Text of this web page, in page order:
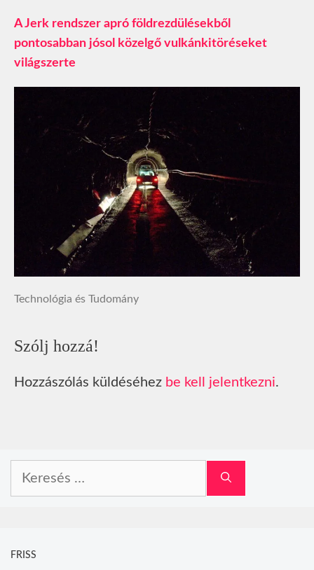
A Jerk rendszer apró földrezdülésekből
pontosabban jósol közelgő vulkánkitöréseket
világszerte
Technológia és Tudomány
Szólj hozzá!
Hozzászólás küldéséhez be kell jelentkezni.
FRISS